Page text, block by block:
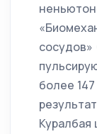
сосудов»
более